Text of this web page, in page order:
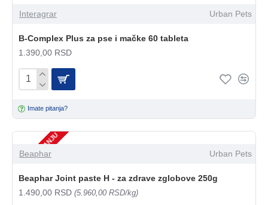
Interagrar Urban Pets
B-Complex Plus za pse i mačke 60 tableta
1.390,00 RSD
Imate pitanja?
NEMA NA STANJU
Beaphar Urban Pets
Beaphar Joint paste H - za zdrave zglobove 250g
1.490,00 RSD (5.960,00 RSD/kg)